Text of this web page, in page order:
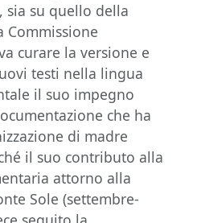
sia su quello della
Commissione
curare la versione e
testi nella lingua
il suo impegno
che ha
di madre
il suo contributo alla
attorno alla
Sole (settembre-